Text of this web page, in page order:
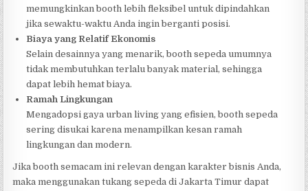
memungkinkan booth lebih fleksibel untuk dipindahkan
jika sewaktu-waktu Anda ingin berganti posisi.
Biaya yang Relatif Ekonomis
Selain desainnya yang menarik, booth sepeda umumnya
tidak membutuhkan terlalu banyak material, sehingga
dapat lebih hemat biaya.
Ramah Lingkungan
Mengadopsi gaya urban living yang efisien, booth sepeda
sering disukai karena menampilkan kesan ramah
lingkungan dan modern.
Jika booth semacam ini relevan dengan karakter bisnis Anda,
maka menggunakan tukang sepeda di Jakarta Timur dapat